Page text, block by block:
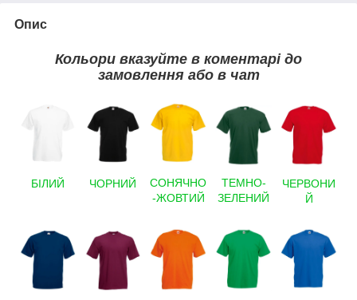
Опис
Кольори вказуйте в коментарі до
замовлення або в чат
БІЛИЙ ЧОРНИЙ
СОНЯЧНО
-ЖОВТИЙ
ТЕМНО-
ЗЕЛЕНИЙ
ЧЕРВОНИ
Й